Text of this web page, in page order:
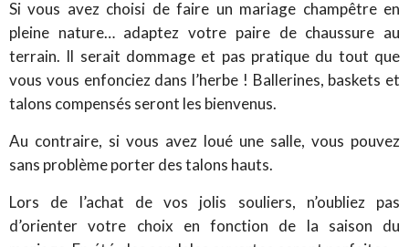
Si vous avez choisi de faire un mariage champêtre en
pleine nature… adaptez votre paire de chaussure au
terrain. Il serait dommage et pas pratique du tout que
vous vous enfonciez dans l’herbe ! Ballerines, baskets et
talons compensés seront les bienvenus.
Au contraire, si vous avez loué une salle, vous pouvez
sans problème porter des talons hauts.
Lors de l’achat de vos jolis souliers, n’oubliez pas
d’orienter votre choix en fonction de la saison du